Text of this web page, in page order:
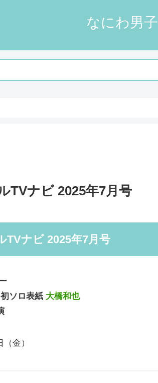
なにわ男
TVナビ 2025年7月号
TVナビ 2025年7月号
ソロ表紙 大橋和也
金）